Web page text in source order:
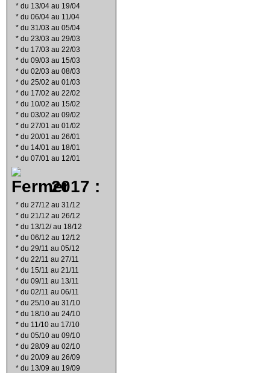
* du 13/04 au 19/04
* du 06/04 au 11/04
* du 31/03 au 05/04
* du 23/03 au 29/03
* du 17/03 au 22/03
* du 09/03 au 15/03
* du 02/03 au 08/03
* du 25/02 au 01/03
* du 17/02 au 22/02
* du 10/02 au 15/02
* du 03/02 au 09/02
* du 27/01 au 01/02
* du 20/01 au 26/01
* du 14/01 au 18/01
* du 07/01 au 12/01
2017 :
* du 27/12 au 31/12
* du 21/12 au 26/12
* du 13/12/ au 18/12
* du 06/12 au 12/12
* du 29/11 au 05/12
* du 22/11 au 27/11
* du 15/11 au 21/11
* du 09/11 au 13/11
* du 02/11 au 06/11
* du 25/10 au 31/10
* du 18/10 au 24/10
* du 11/10 au 17/10
* du 05/10 au 09/10
* du 28/09 au 02/10
* du 20/09 au 26/09
* du 13/09 au 19/09